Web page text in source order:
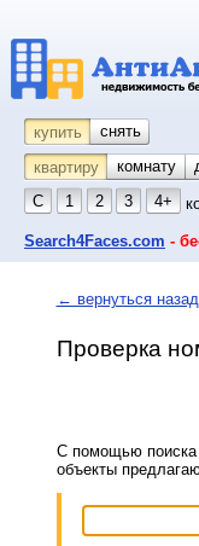
купить снять
квартиру
комнату
С
1 2 3 4+
Search4Faces.com -
← вернуться
Проверка
С помощью поиска
объекты